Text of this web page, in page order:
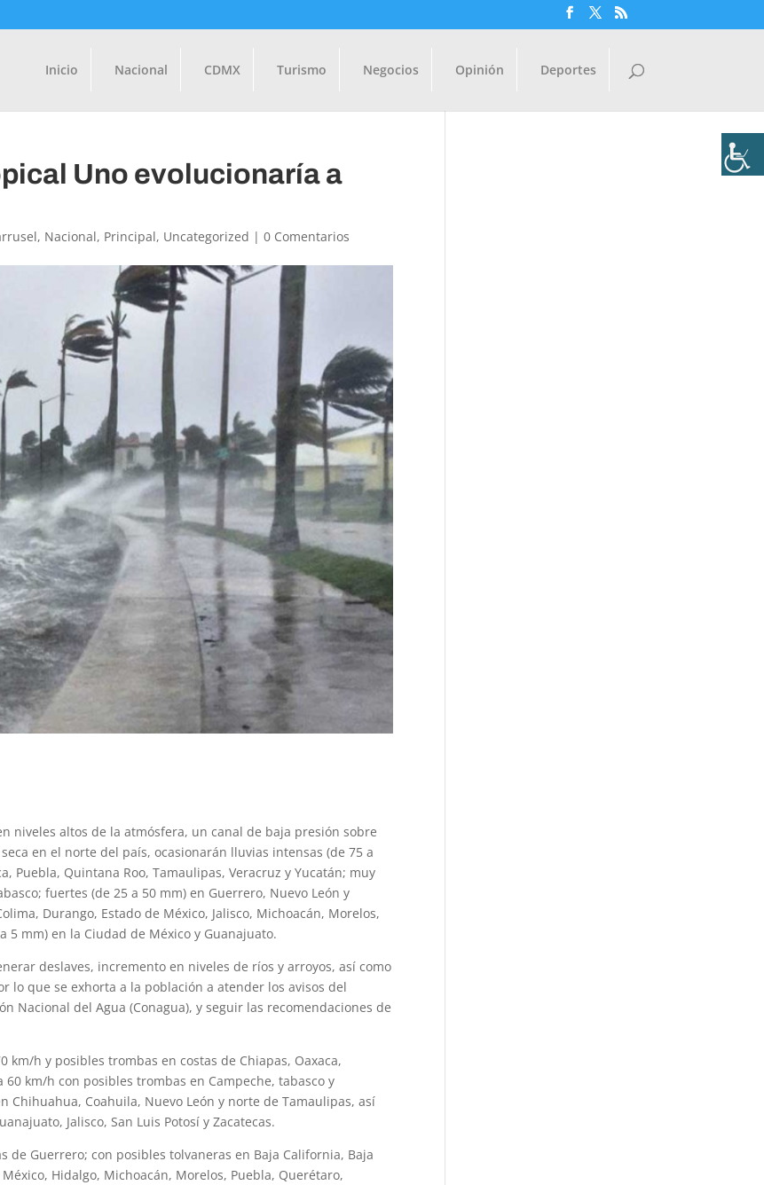
Inicio Nacional CDMX Turismo Negocios Opinión Deportes
Uno evolucionaría a
, Nacional, Principal, Uncategorized |0 Comentarios
niveles altos de la atmósfera, un canal de baja presión sobre
en el norte del país, ocasionarán lluvias intensas (de 75 a
Puebla, Quintana Roo, Tamaulipas, Veracruz y Yucatán; muy
fuertes (de 25 a 50 mm) en Guerrero, Nuevo León y
Durango, Estado de México, Jalisco, Michoacán, Morelos,
5 mm) en la Ciudad de México y Guanajuato.
deslaves, incremento en niveles de ríos y arroyos, así como
lo que se exhorta a la población a atender los avisos del
Nacional del Agua (Conagua), y seguir las recomendaciones de
km/h y posibles trombas en costas de Chiapas, Oaxaca,
km/h con posibles trombas en Campeche, tabasco y
Chihuahua, Coahuila, Nuevo León y norte de Tamaulipas, así
Jalisco, San Luis Potosí y Zacatecas.
de Guerrero; con posibles tolvaneras en Baja California, Baja
Hidalgo, Michoacán, Morelos, Puebla, Querétaro,